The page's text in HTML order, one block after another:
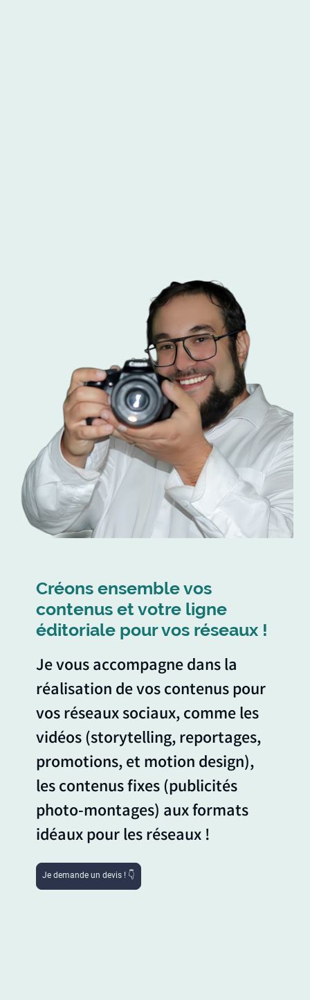
Créons ensemble vos
contenus et votre ligne
éditoriale pour vos réseaux !
Je vous accompagne dans la
réalisation de vos contenus pour
vos réseaux sociaux, comme les
vidéos (storytelling, reportages,
promotions, et motion design),
les contenus fixes (publicités
photo-montages) aux formats
idéaux pour les réseaux !
Je demande un devis ! 👇